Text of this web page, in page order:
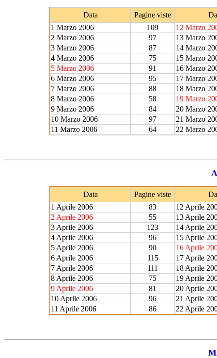
Data
Pagine viste
1 Marzo 2006
109
2 Marzo 2006
97
3 Marzo 2006
87
4 Marzo 2006
75
5 Marzo 2006
91
6 Marzo 2006
95
7 Marzo 2006
88
8 Marzo 2006
58
9 Marzo 2006
84
10 Marzo 2006
97
11 Marzo 2006
64
12 Marzo
13 Marzo
14 Marzo
15 Marzo
16 Marzo
17 Marzo
18 Marzo
19 Marzo
20 Marzo
21 Marzo
22 Marzo
Data
Pagine viste
1 Aprile 2006
83
2 Aprile 2006
55
3 Aprile 2006
123
4 Aprile 2006
96
5 Aprile 2006
90
6 Aprile 2006
115
7 Aprile 2006
111
8 Aprile 2006
75
9 Aprile 2006
81
10 Aprile 2006
96
11 Aprile 2006
86
12 Aprile
13 Aprile
14 Aprile
15 Aprile
16 Aprile
17 Aprile
18 Aprile
19 Aprile
20 Aprile
21 Aprile
22 Aprile